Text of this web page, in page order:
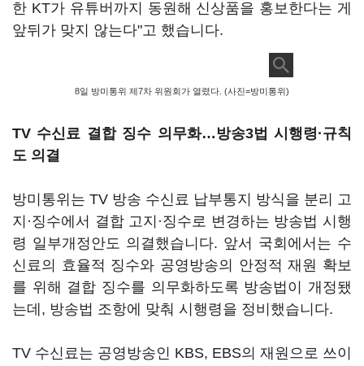
한 KT가 유튜버까지 동원해 신상품을 홍보한다는 게
앞뒤가 맞지 않는다"고 했습니다.
8일 방미통위 제7차 위원회가 열렸다. (사진=방미통위)
TV 수신료 결합 징수 의무화…방송3법 시행령·규칙
도 의결
방미통위는 TV 방송 수신료 납부통지 방식을 분리 고
지·징수에서 결합 고지·징수로 변경하는 방송법 시행
령 일부개정안도 의결했습니다. 앞서 국회에서는 수
신료의 효율적 징수와 공영방송의 안정적 재원 확보
를 위해 결합 징수를 의무화하도록 방송법이 개정됐
는데, 방송법 조항에 맞춰 시행령을 정비했습니다.
TV 수신료는 공영방송인 KBS, EBS의 재원으로 쓰이